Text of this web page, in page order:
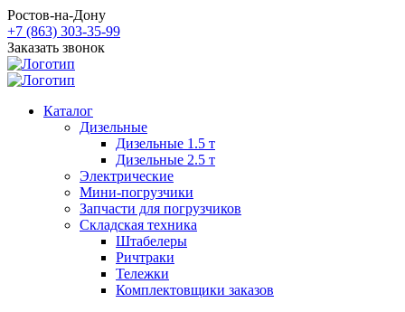
Ростов-на-Дону
+7 (863) 303-35-99
Заказать звонок
Каталог
Дизельные
Дизельные 1.5 т
Дизельные 2.5 т
Электрические
Мини-погрузчики
Запчасти для погрузчиков
Складская техника
Штабелеры
Ричтраки
Тележки
Комплектовщики заказов